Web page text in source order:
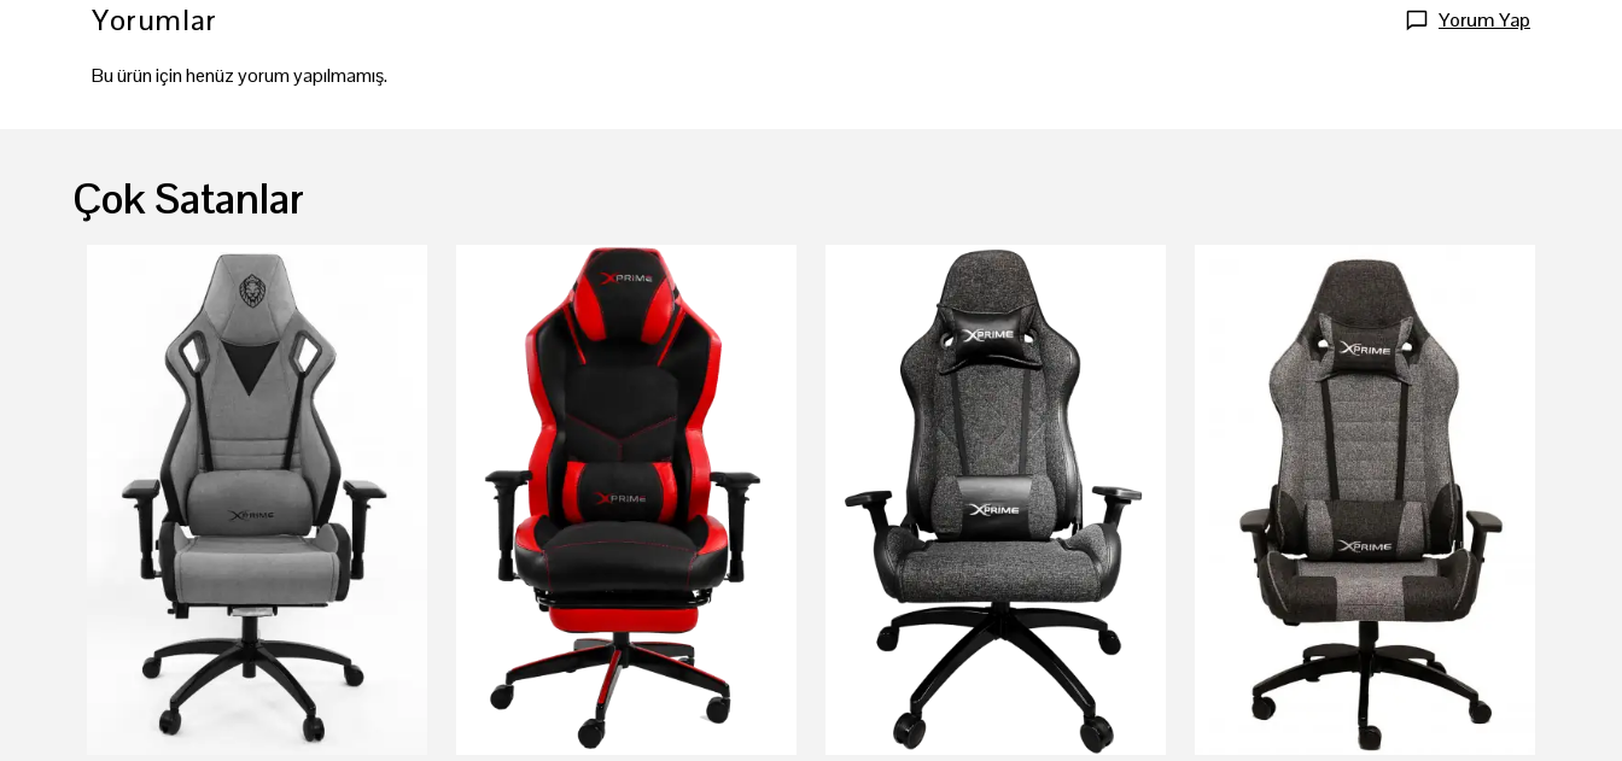
Yorumlar Yorum Yap
Bu ürün için henüz yorum yapılmamış.
Çok Satanlar